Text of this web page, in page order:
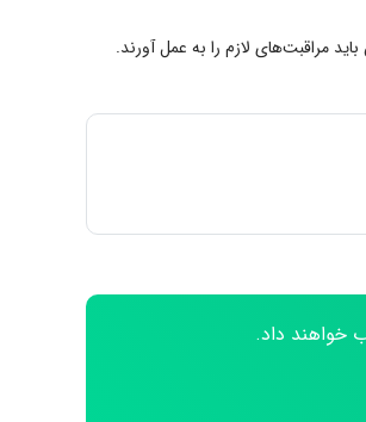
مراقبت‌های لازم را به عمل آورند.
خواهند داد.